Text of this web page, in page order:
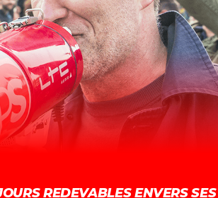
REDEVABLES ENVERS SES